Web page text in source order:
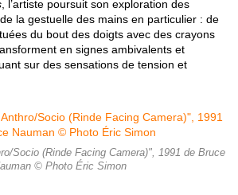
, l’artiste poursuit son exploration des
la gestuelle des mains en particulier : de
du bout des doigts avec des crayons
en signes ambivalents et
sur des sensations de tension et
Socio (Rinde Facing Camera)", 1991 de Bruce
© Photo Éric Simon